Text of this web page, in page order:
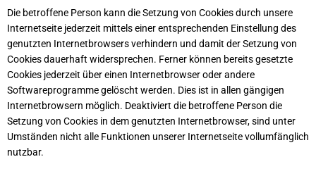
Die betroffene Person kann die Setzung von Cookies durch unsere
Internetseite jederzeit mittels einer entsprechenden Einstellung des
genutzten Internetbrowsers verhindern und damit der Setzung von
Cookies dauerhaft widersprechen. Ferner können bereits gesetzte
Cookies jederzeit über einen Internetbrowser oder andere
Softwareprogramme gelöscht werden. Dies ist in allen gängigen
Internetbrowsern möglich. Deaktiviert die betroffene Person die
Setzung von Cookies in dem genutzten Internetbrowser, sind unter
Umständen nicht alle Funktionen unserer Internetseite vollumfänglich
nutzbar.